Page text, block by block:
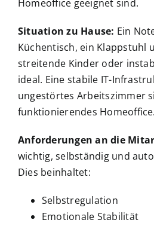
Homeoffice geeignet sind.
Situation zu Hause: Ein
Küchentisch, ein Klappstuhl
streitende Kinder oder
ideal. Eine stabile IT-
ungestörtes Arbeitszimmer
funktionierendes Homeoffice.
Anforderungen an die
wichtig, selbständig und
Dies beinhaltet:
Selbstregulation
Emotionale Stabilität